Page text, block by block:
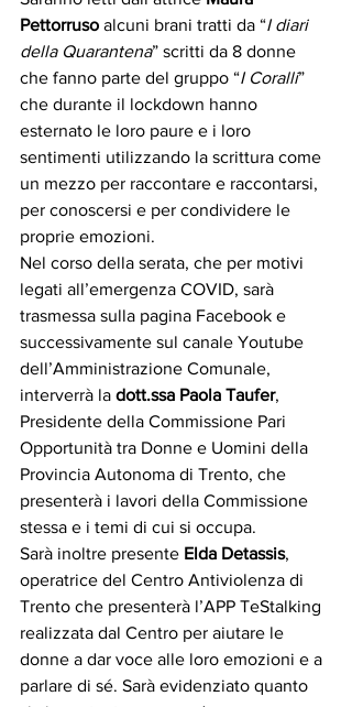
Pettorruso alcuni brani tratti da “I diari
della Quarantena” scritti da 8 donne
che fanno parte del gruppo “I Coralli”
che durante il lockdown hanno
esternato le loro paure e i loro
sentimenti utilizzando la scrittura come
un mezzo per raccontare e raccontarsi,
per conoscersi e per condividere le
proprie emozioni.
Nel corso della serata, che per motivi
legati all’emergenza COVID, sarà
trasmessa sulla pagina Facebook e
successivamente sul canale Youtube
dell’Amministrazione Comunale,
interverrà la dott.ssa Paola Taufer,
Presidente della Commissione Pari
Opportunità tra Donne e Uomini della
Provincia Autonoma di Trento, che
presenterà i lavori della Commissione
stessa e i temi di cui si occupa.
Sarà inoltre presente Elda Detassis,
operatrice del Centro Antiviolenza di
Trento che presenterà l’APP TeStalking
realizzata dal Centro per aiutare le
donne a dar voce alle loro emozioni e a
parlare di sé. Sarà evidenziato quanto